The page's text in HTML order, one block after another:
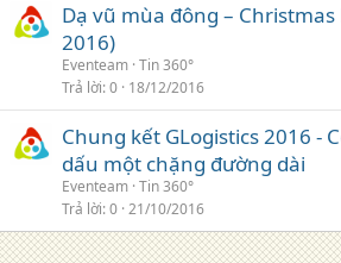
Dạ vũ mùa đông – Christmas
2016)
Eventeam Tin 360°
Trả lời 0 18/12/2016
Chung kết GLogistics 2016 -
dấu một chặng đường dài
Eventeam Tin 360°
Trả lời 0 21/10/2016